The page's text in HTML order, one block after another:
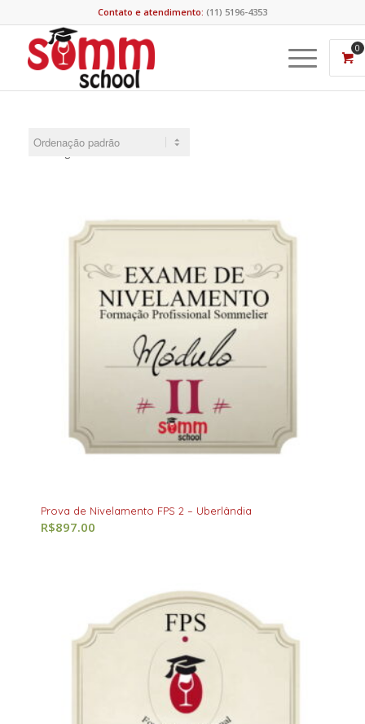
Contato e atendimento: (11) 5196-4353
0
Showing all 2 results
Prova de Nivelamento FPS 2 – Uberlândia
R$897.00